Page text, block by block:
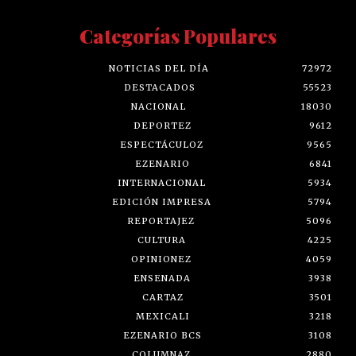
Categorías Populares
NOTICIAS DEL DÍA
72972
DESTACADOS
55523
NACIONAL
18030
DEPORTEZ
9612
ESPECTÁCULOZ
9565
EZENARIO
6841
INTERNACIONAL
5934
EDICIÓN IMPRESA
5794
REPORTAJEZ
5096
CULTURA
4225
OPINIONEZ
4059
ENSENADA
3938
CARTAZ
3501
MEXICALI
3218
EZENARIO BCS
3108